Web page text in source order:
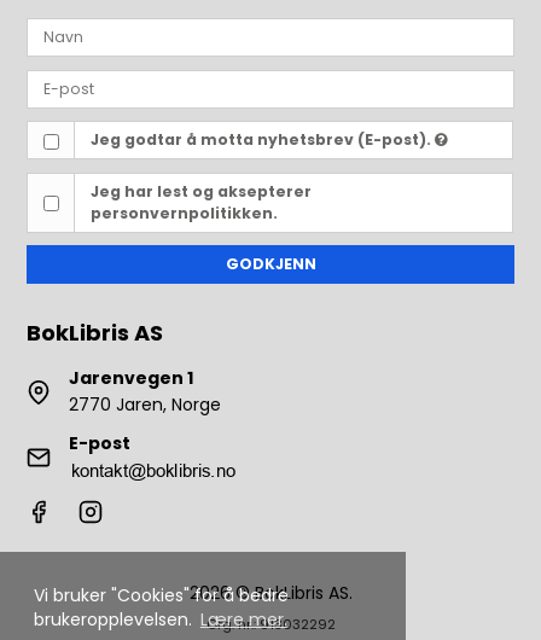
Vi bruker "Cookies" for å bedre
brukeropplevelsen. Lære mer.
Jeg godtar å motta nyhetsbrev (E-post).
Jeg har lest og aksepterer
personvernpolitikken.
GODKJENN
BokLibris AS
Jarenvegen 1
2770 Jaren, Norge
E-post
2026 © BokLibris AS.
Org. nr.: 913032292